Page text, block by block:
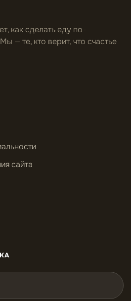
как сделать еду по-
— те, кто верит, что счастье
сайта